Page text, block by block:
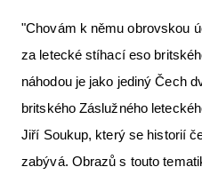
"Chovám k němu obrovskou
za letecké stíhací eso
náhodou je jako jediný Čech
britského Záslužného
Jiří Soukup, který se historií
zabývá. Obrazů s touto